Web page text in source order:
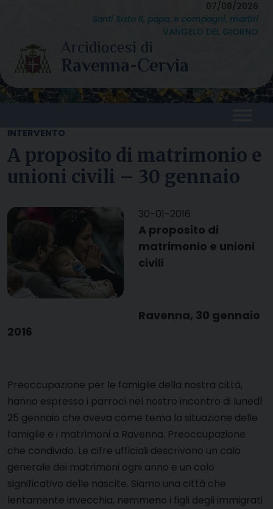
content
07/08/2026
Santi Sisto II, papa, e compagni, martiri
VANGELO DEL GIORNO
INTERVENTO
A proposito di matrimonio e
unioni civili – 30 gennaio
30-01-2016
A proposito di
matrimonio e unioni
civili
Ravenna, 30 gennaio
2016
Preoccupazione per le famiglie della nostra città,
hanno espresso i parroci nel nostro incontro di lunedì
25 gennaio che aveva come tema la situazione delle
famiglie e i matrimoni a Ravenna. Preoccupazione
che condivido. Le cifre ufficiali descrivono un calo
generale dei matrimoni ogni anno e un calo
significativo delle nascite. Siamo una città che
lentamente invecchia, nemmeno i figli degli immigrati